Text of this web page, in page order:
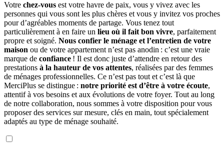
Votre chez-vous est votre havre de paix, vous y vivez avec les
personnes qui vous sont les plus chères et vous y invitez vos proches
pour d’agréables moments de partage. Vous tenez tout
particulièrement à en faire un lieu où il fait bon vivre, parfaitement
propre et soigné. Nous confier le ménage et l’entretien de votre
maison ou de votre appartement n’est pas anodin : c’est une vraie
marque de confiance ! Il est donc juste d’attendre en retour des
prestations à la hauteur de vos attentes, réalisées par des femmes
de ménages professionnelles. Ce n’est pas tout et c’est là que
MerciPlus se distingue : notre priorité est d’être à votre écoute,
attentif à vos besoins et aux évolutions de votre foyer. Tout au long
de notre collaboration, nous sommes à votre disposition pour vous
proposer des services sur mesure, clés en main, tout spécialement
adaptés au type de ménage souhaité.